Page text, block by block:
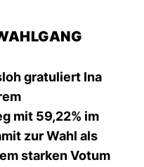
gratuliert Ina
mit 59,22% im
zur Wahl als
starken Votum